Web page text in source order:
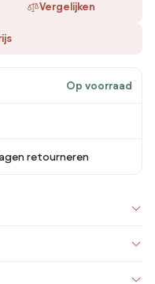
Vergelijken
Op voorraad
retourneren